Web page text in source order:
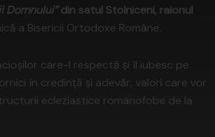
Domnului”din satul Stolniceni, raionul
a Bisericii Ortodoxe Române.
care-l respectă și îl iubesc pe
în credință și adevăr, valori care vor
ecleziastice românofobe de la